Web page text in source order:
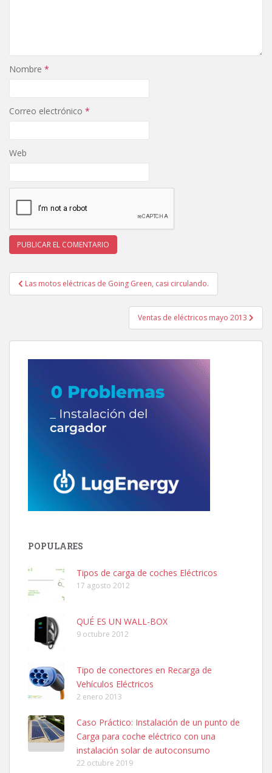
Nombre *
Correo electrónico *
Web
Navegación
de
Las motos eléctricas de Going Green, casi circulando.
Ventas de eléctricos mayo 2013
POPULARES
Tipos de carga de coches Eléctricos
17 agosto 2012
QUÉ ES UN WALL-BOX
9 octubre 2012
Tipo de conectores en Recarga de
Vehículos Eléctricos
2 enero 2013
Caso Práctico: Instalación de un punto de
Carga para coche eléctrico con una
instalación solar de autoconsumo
22 octubre 2019